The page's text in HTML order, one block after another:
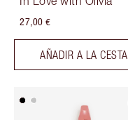
27,00 €
AÑADIR A LA CESTA